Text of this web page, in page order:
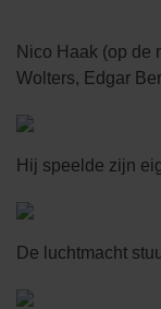
Nico Haak (op de
Wolters, Edgar
Hij speelde zijn
De luchtmacht